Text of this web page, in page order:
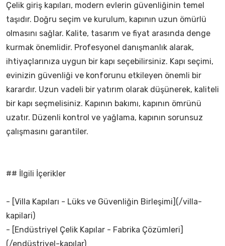
Çelik giriş kapıları, modern evlerin güvenliğinin temel
taşıdır. Doğru seçim ve kurulum, kapının uzun ömürlü
olmasını sağlar. Kalite, tasarım ve fiyat arasında denge
kurmak önemlidir. Profesyonel danışmanlık alarak,
ihtiyaçlarınıza uygun bir kapı seçebilirsiniz. Kapı seçimi,
evinizin güvenliği ve konforunu etkileyen önemli bir
karardır. Uzun vadeli bir yatırım olarak düşünerek, kaliteli
bir kapı seçmelisiniz. Kapının bakımı, kapının ömrünü
uzatır. Düzenli kontrol ve yağlama, kapının sorunsuz
çalışmasını garantiler.
## İlgili İçerikler
- [Villa Kapıları - Lüks ve Güvenliğin Birleşimi](/villa-
kapilari)
- [Endüstriyel Çelik Kapılar - Fabrika Çözümleri]
(/endüstriyel-kapılar)